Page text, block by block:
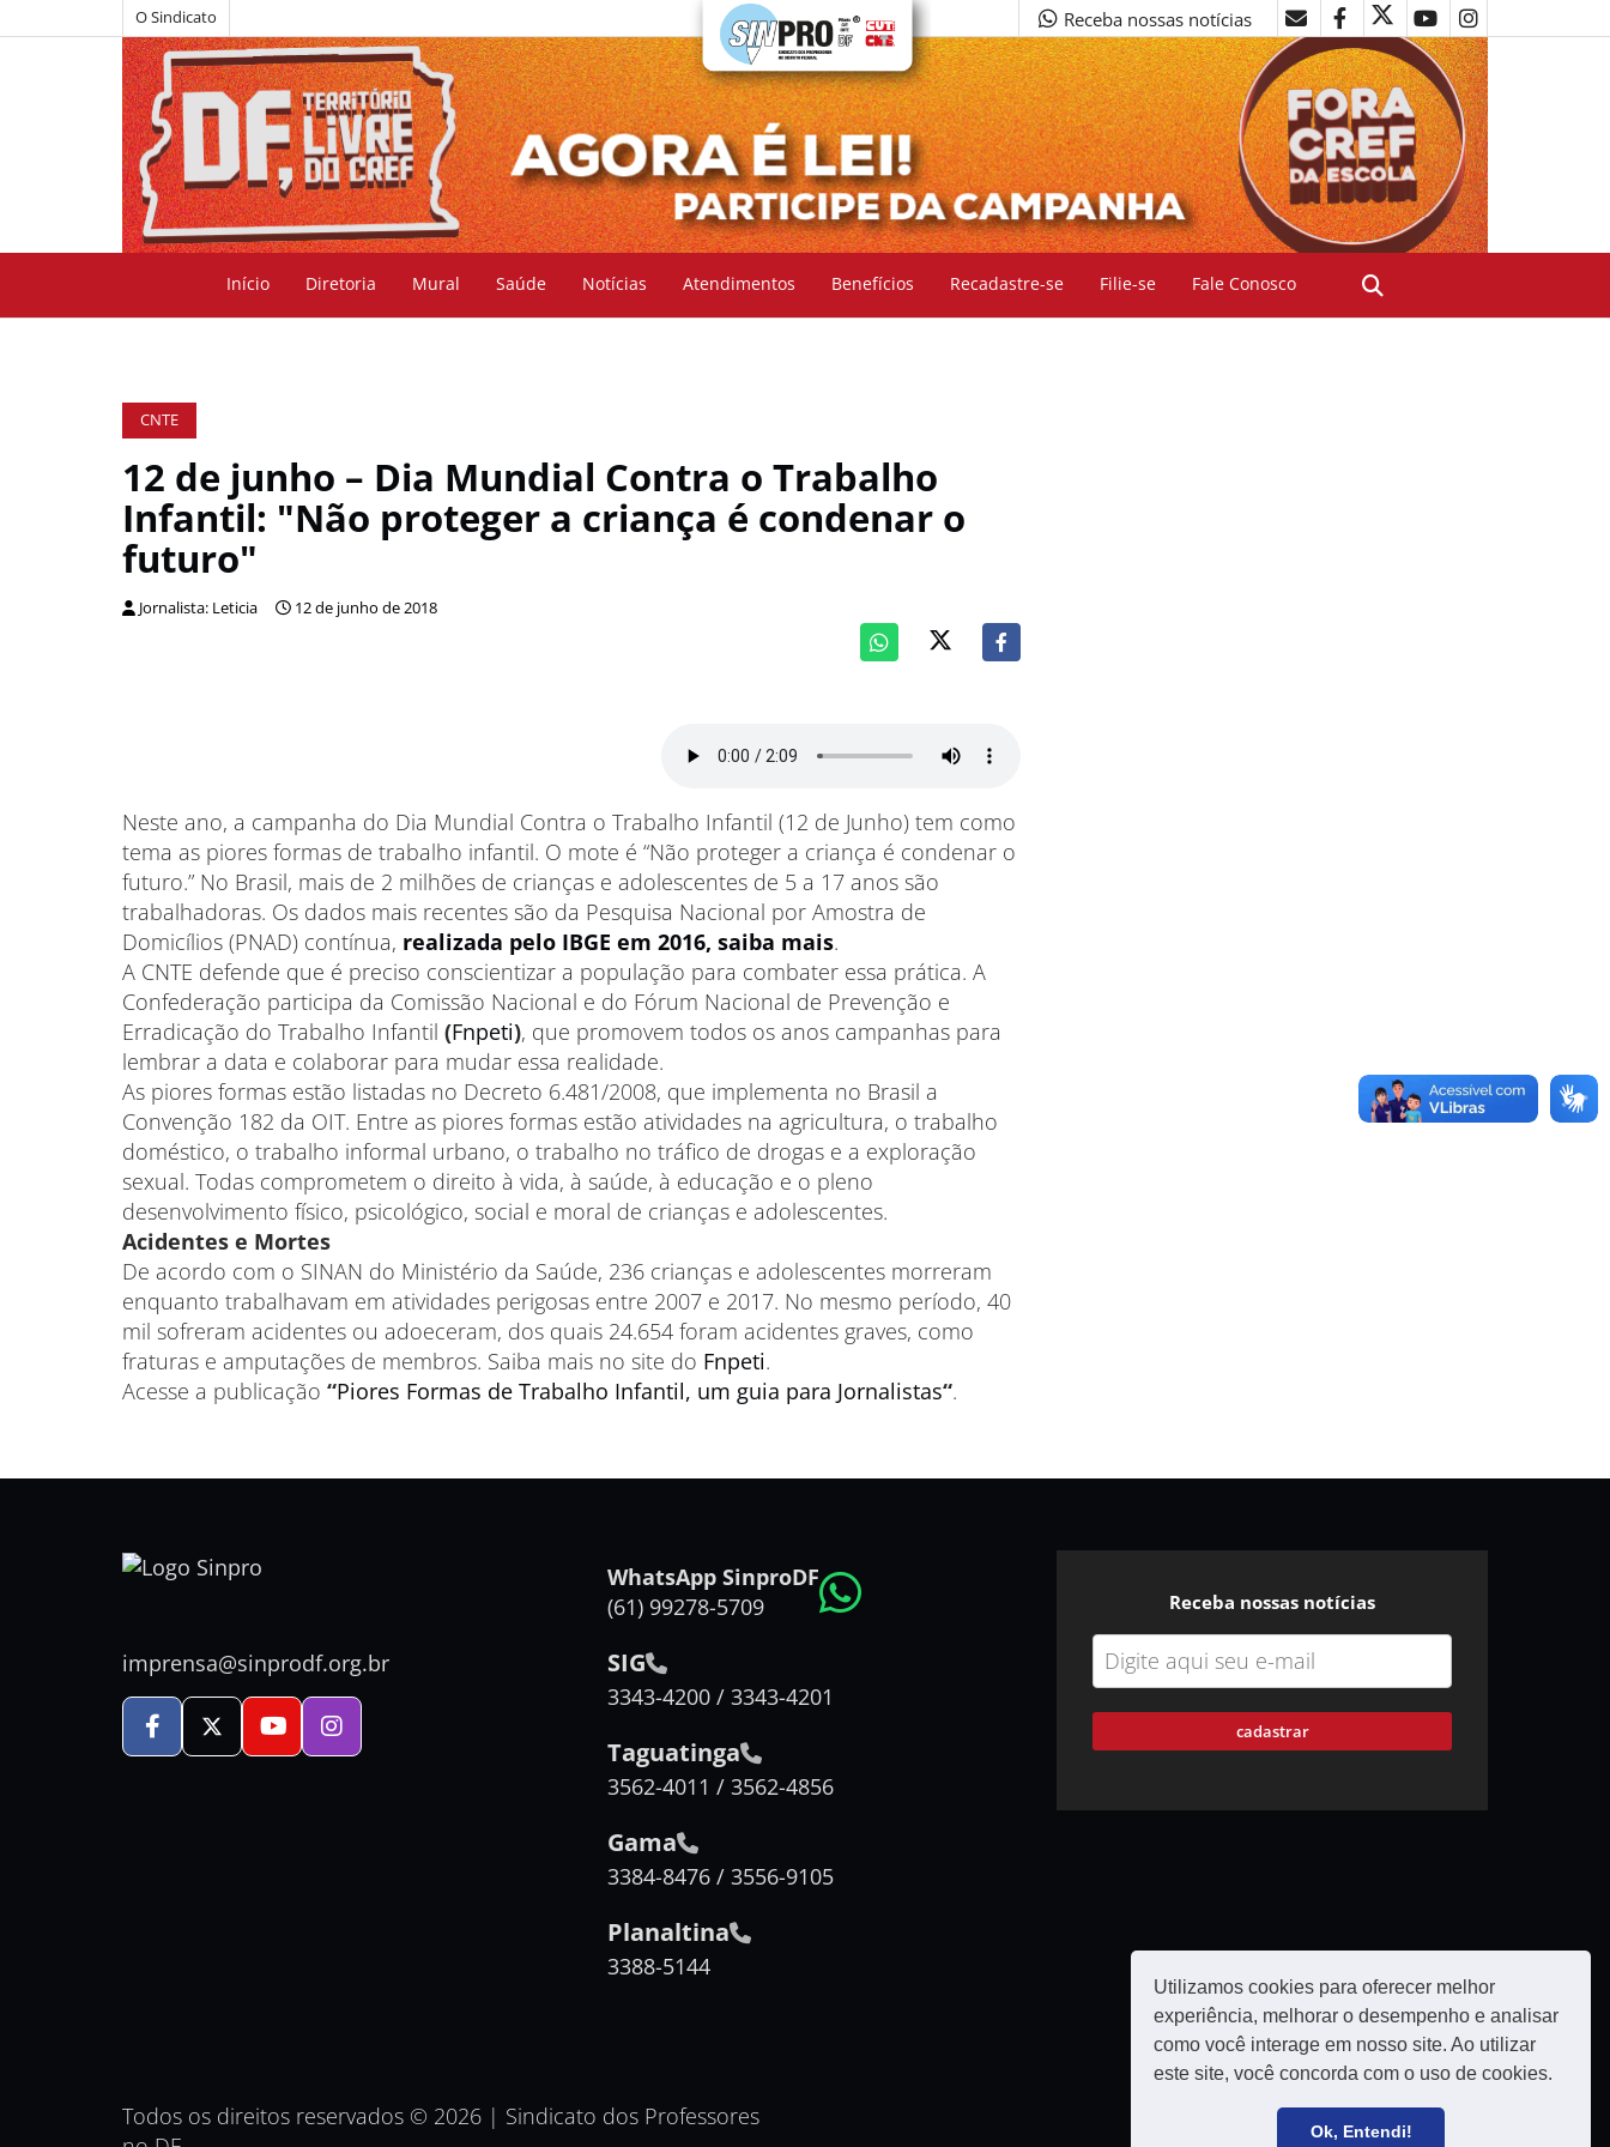
Utilizamos cookies para oferecer melhor
experiência, melhorar o desempenho e analisar
como você interage em nosso site. Ao utilizar
este site, você concorda com o uso de cookies.
Ok, Entendi!
O Sindicato Receba nossas notícias
Início Diretoria Mural Saúde Notícias Atendimentos Benefícios Recadastre-se Filie-se Fale Conosco
CNTE
12 de junho – Dia Mundial Contra o Trabalho
Infantil: "Não proteger a criança é condenar o
futuro"
Jornalista: Leticia 12 de junho de 2018
Neste ano, a campanha do Dia Mundial Contra o Trabalho Infantil (12 de Junho) tem como
tema as piores formas de trabalho infantil. O mote é “Não proteger a criança é condenar o
futuro.” No Brasil, mais de 2 milhões de crianças e adolescentes de 5 a 17 anos são
trabalhadoras. Os dados mais recentes são da Pesquisa Nacional por Amostra de
Domicílios (PNAD) contínua, realizada pelo IBGE em 2016, saiba mais.
A CNTE defende que é preciso conscientizar a população para combater essa prática. A
Confederação participa da Comissão Nacional e do Fórum Nacional de Prevenção e
Erradicação do Trabalho Infantil (Fnpeti), que promovem todos os anos campanhas para
lembrar a data e colaborar para mudar essa realidade.
As piores formas estão listadas no Decreto 6.481/2008, que implementa no Brasil a
Convenção 182 da OIT. Entre as piores formas estão atividades na agricultura, o trabalho
doméstico, o trabalho informal urbano, o trabalho no tráfico de drogas e a exploração
sexual. Todas comprometem o direito à vida, à saúde, à educação e o pleno
desenvolvimento físico, psicológico, social e moral de crianças e adolescentes.
Acidentes e Mortes
De acordo com o SINAN do Ministério da Saúde, 236 crianças e adolescentes morreram
enquanto trabalhavam em atividades perigosas entre 2007 e 2017. No mesmo período, 40
mil sofreram acidentes ou adoeceram, dos quais 24.654 foram acidentes graves, como
fraturas e amputações de membros. Saiba mais no site do Fnpeti.
Acesse a publicação “Piores Formas de Trabalho Infantil, um guia para Jornalistas“.
imprensa@sinprodf.org.br
WhatsApp SinproDF
(61) 99278-5709
SIG
3343-4200 / 3343-4201
Taguatinga
3562-4011 / 3562-4856
Gama
3384-8476 / 3556-9105
Planaltina
3388-5144
Receba nossas notícias
cadastrar
Política de privacidade Filie-se
Todos os direitos reservados © 2026 | Sindicato dos Professores